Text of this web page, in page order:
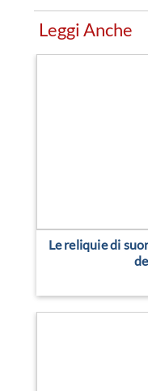
Leggi Anche
Le reliquie di